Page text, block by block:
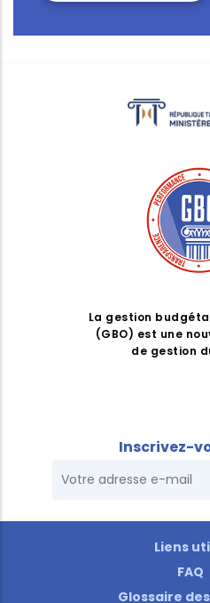
La gestion
(GBO) est une
de gestion
Inscrivez-
Liens
FAQ
Glossaire